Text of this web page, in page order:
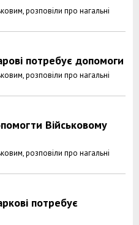
розповіли про нагальні
потребує допомоги
розповіли про нагальні
Військовому
розповіли про нагальні
потребує